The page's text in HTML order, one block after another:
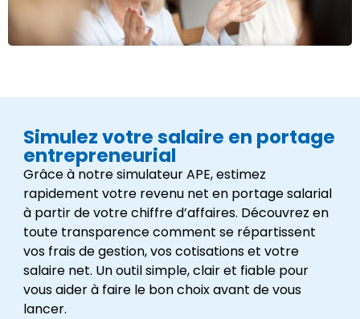
Simulez votre salaire en portage
entrepreneurial
Grâce à notre simulateur APE, estimez
rapidement votre revenu net en portage salarial
à partir de votre chiffre d’affaires. Découvrez en
toute transparence comment se répartissent
vos frais de gestion, vos cotisations et votre
salaire net. Un outil simple, clair et fiable pour
vous aider à faire le bon choix avant de vous
lancer.